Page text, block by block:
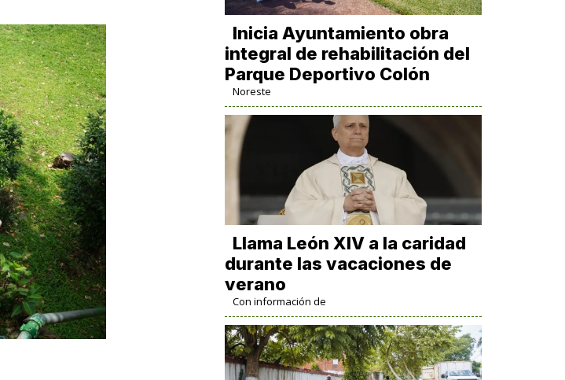
Inicia Ayuntamiento obra
integral de rehabilitación del
Parque Deportivo Colón
Noreste
Llama León XIV a la caridad
durante las vacaciones de
verano
Con información de